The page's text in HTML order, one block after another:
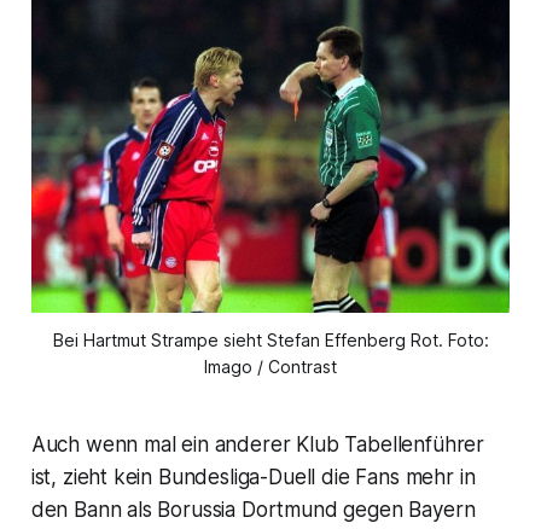
Bei Hartmut Strampe sieht Stefan Effenberg Rot. Foto:
Imago / Contrast
Auch wenn mal ein anderer Klub Tabellenführer
ist, zieht kein Bundesliga-Duell die Fans mehr in
den Bann als Borussia Dortmund gegen Bayern